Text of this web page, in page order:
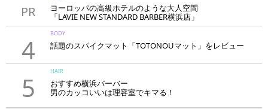
PR
ヨーロッパの高級ホテルのような大人空間
「LAVIE NEW STANDARD BARBER横浜店」
4
BODY
話題のスパイクマット「TOTONOUマット」をレビュー
5
HAIR
おすすめ横浜バーバー
男のカッコいいは理容室でキマる！